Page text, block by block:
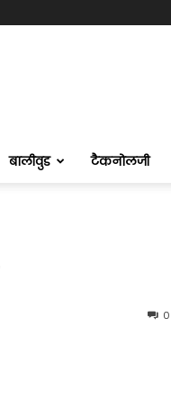
बालीवुड टैकनोलजी
0